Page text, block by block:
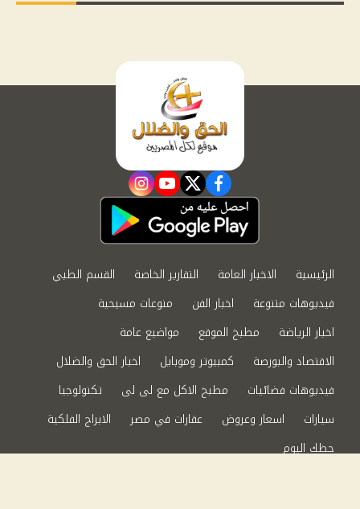
facebook
twitter
youtube
instagram
الرئيسية الاخبار العامة التقارير الخاصة
القسم الطبي
فيديوهات متنوعة
اخبار الفن
منوعات مسيحية
اخبار الرياضة
مطبخ الموقع
مواضيع عامة
الاقتصاد والبورصة
كمبيوتر وموبايل
اخبار الحق والضلال
فيديوهات فضائيات
مطبخ الاكل مع لى لى
تكنولوجيا
سيارات
اسعار وعروض عقارات في مصر
الابراج الفلكية
حظك اليوم